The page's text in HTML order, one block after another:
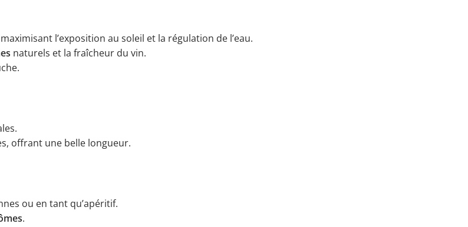
l’exposition au soleil et la régulation de l’eau.
naturels et la fraîcheur du vin.
offrant une belle longueur.
ou en tant qu’apéritif.
.